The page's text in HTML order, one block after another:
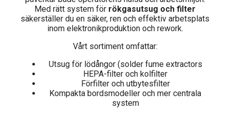
Med rätt system för rökgasutsug och filter
säkerställer du en säker, ren och effektiv arbetsplats
inom elektronikproduktion och rework.
Vårt sortiment omfattar:
Utsug för lödångor (solder fume extractors
HEPA-filter och kolfilter
Förfilter och utbytesfilter
Kompakta bordsmodeller och mer centrala
system